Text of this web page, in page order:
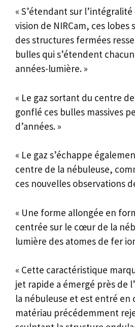
« S’étendant sur
vision de NIRCam, ces
des structures fermées
bulles qui s’étendent
années-lumière. »
« Le gaz sortant du centre
gonflé ces bulles massives
d’années. »
« Le gaz s’échappe
centre de la nébuleuse,
ces nouvelles observations
« Une forme allongée en
centrée sur le cœur de la
lumière des atomes de fer
« Cette caractéristique
jet rapide a émergé près de
la nébuleuse et est entré en
matériau précédemment